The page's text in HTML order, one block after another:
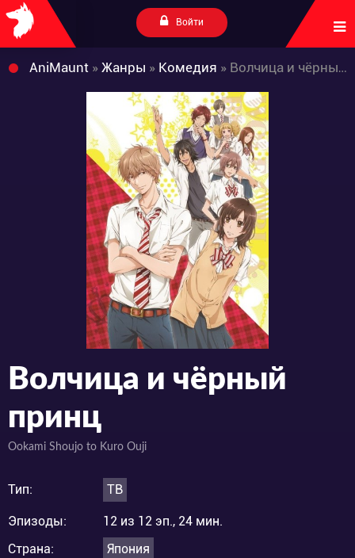
Войти
AniMaunt » Жанры » Комедия » Волчица и чёрный принц
Волчица и чёрный
принц
Ookami Shoujo to Kuro Ouji
Тип: ТВ
Эпизоды:
12 из 12 эп., 24 мин.
Страна:
Япония